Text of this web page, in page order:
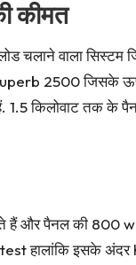
कीमत
चलाने वाला
2500 जिसके
किलोवाट तक के
और पैनल की 800
हालांकि इसके